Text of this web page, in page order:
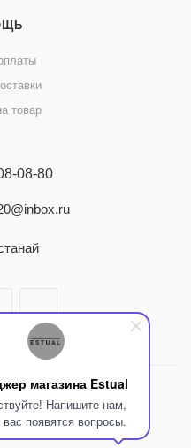
магазина Estual
Напишите нам,
появятся вопросы.
товар
08-80
Estual